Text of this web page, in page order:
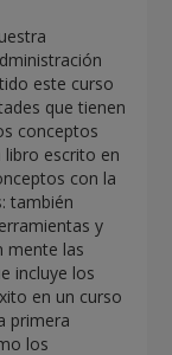
este curso
que tienen
conceptos
libro escrito en
con la
también
y
mente las
incluye los
en un curso
primera
los